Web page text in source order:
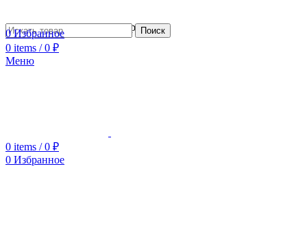
Сотрудничество с дизайнерамиПоиск
0Избранное
0 items / 0 ₽
Меню
0 items / 0 ₽
0 Избранное